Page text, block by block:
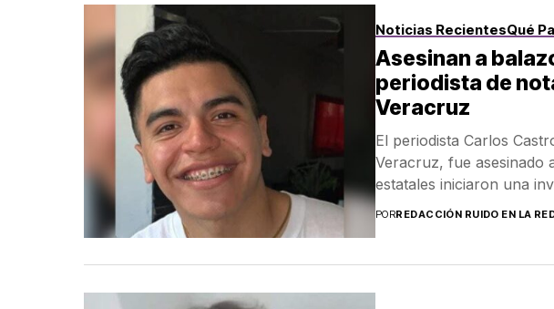
Noticias RecientesQué
Asesinan a
periodista de
Veracruz
El periodista Carlos
Veracruz, fue asesinado
estatales iniciaron una
PORREDACCIÓN RUIDO EN LA